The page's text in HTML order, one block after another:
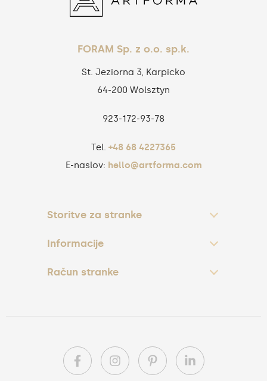
FORAM Sp. z o.o. sp.k.
St. Jeziorna 3, Karpicko
64-200 Wolsztyn
923‑172‑93‑78
Tel. +48 68 4227365
E-naslov: hello@artforma.com
Storitve za stranke
Informacije
Račun stranke